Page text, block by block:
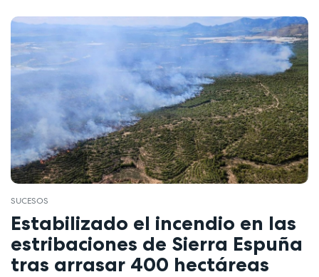
SUCESOS
Estabilizado el incendio en las
estribaciones de Sierra Espuña
tras arrasar 400 hectáreas